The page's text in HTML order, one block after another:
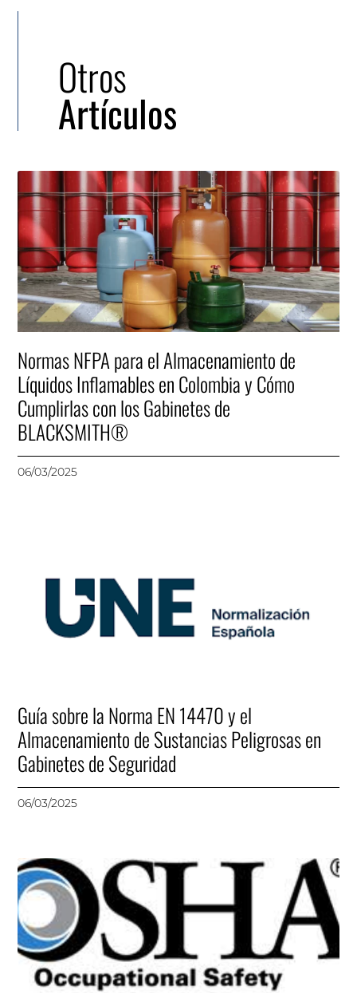
Otros
Artículos
Normas NFPA para el Almacenamiento de
Líquidos Inflamables en Colombia y Cómo
Cumplirlas con los Gabinetes de
BLACKSMITH®
06/03/2025
Guía sobre la Norma EN 14470 y el
Almacenamiento de Sustancias Peligrosas en
Gabinetes de Seguridad
06/03/2025